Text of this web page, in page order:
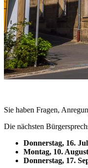
Sie haben Fragen,
Die nächsten
Donnerstag, 16.
Montag, 10. August
Donnerstag, 17.